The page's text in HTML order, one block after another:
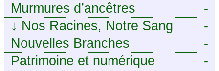
-
Murmures d’ancêtres
-
↓ Nos Racines, Notre Sang
-
Nouvelles Branches
-
Patrimoine et numérique